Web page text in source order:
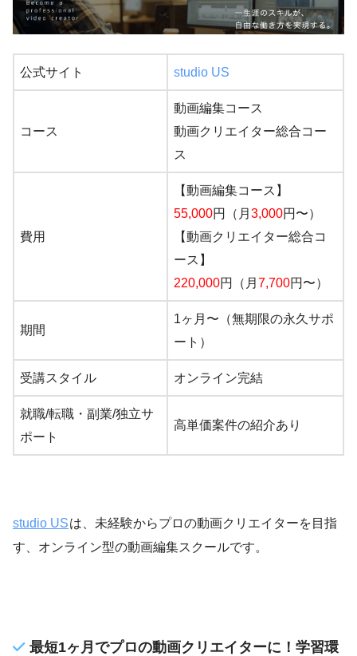
公式サイト studio US
コース
動画編集コース
動画クリエイター総合コー
ス
費用
【動画編集コース】
55,000円（月 3,000円〜）
【動画クリエイター総合コ
ース】
220,000円（月 7,700円〜）
期間
1ヶ月〜（無期限の永久サポ
ート）
受講スタイル オンライン完結
就職/転職・副業/独立サ
ポート
高単価案件の紹介あり
studio USは、未経験からプロの動画クリエイターを目指
す、オンライン型の動画編集スクールです。
最短1ヶ月でプロの動画クリエイターに！学習環